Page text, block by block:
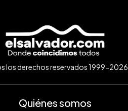
los derechos reservados 1999-2026
Quiénes somos